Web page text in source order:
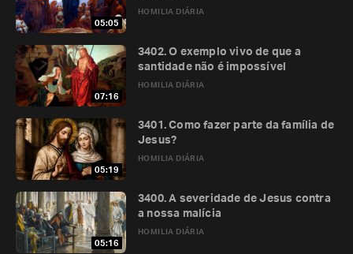
05:05
HOMILIA DIÁRIA
07:16
HOMILIA DIÁRIA
3402. O exemplo vivo de que a
santidade não é impossível
05:19
HOMILIA DIÁRIA
3401. Como fazer parte da família de
Jesus?
05:16
HOMILIA DIÁRIA
3400. A severidade de Jesus contra
a nossa malícia